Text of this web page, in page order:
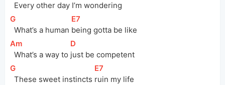
  Every other
day I’m wondering
[
G
  What’s a human
[E7
being gotta be like
[
Am
  What’s a way to
[D
just be competent
[
G
  These sweet instincts
[E7
ruin my life